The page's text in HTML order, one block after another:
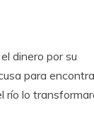
dinero por su
para
río lo